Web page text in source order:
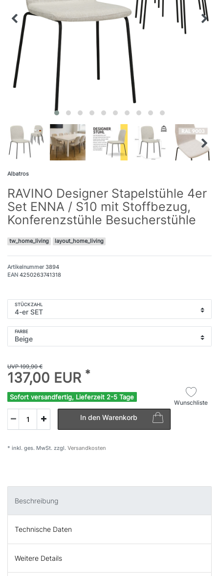
Albatros
RAVINO Designer Stapelstühle 4er
Set ENNA / S10 mit Stoffbezug,
Konferenzstühle Besucherstühle
tw_home_living layout_home_living
Artikelnummer 3894
EAN 4250263741318
STÜCKZAHL
FARBE
UVP 199,90 €
137,00 EUR *
Sofort versandfertig, Lieferzeit 2-5 Tage
In den Warenkorb
Wunschliste
* inkl. ges. MwSt. zzgl. Versandkosten
Beschreibung
Technische Daten
Weitere Details